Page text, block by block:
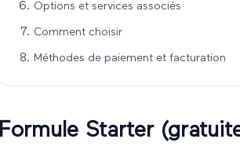
Options et services associés
Comment choisir
Méthodes de paiement et facturation
Formule Starter